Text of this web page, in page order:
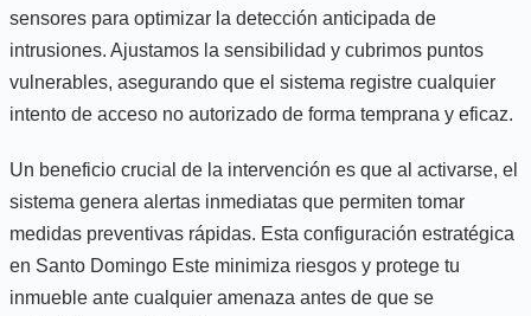
sensores para optimizar la detección anticipada de
intrusiones. Ajustamos la sensibilidad y cubrimos puntos
vulnerables, asegurando que el sistema registre cualquier
intento de acceso no autorizado de forma temprana y eficaz.
Un beneficio crucial de la intervención es que al activarse, el
sistema genera alertas inmediatas que permiten tomar
medidas preventivas rápidas. Esta configuración estratégica
en Santo Domingo Este minimiza riesgos y protege tu
inmueble ante cualquier amenaza antes de que se